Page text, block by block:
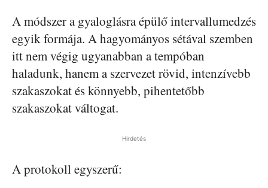
A módszer a gyaloglásra épülő intervallumedzés
egyik formája. A hagyományos sétával szemben
itt nem végig ugyanabban a tempóban
haladunk, hanem a szervezet rövid, intenzívebb
szakaszokat és könnyebb, pihentetőbb
szakaszokat váltogat.
Hirdetés
A protokoll egyszerű: